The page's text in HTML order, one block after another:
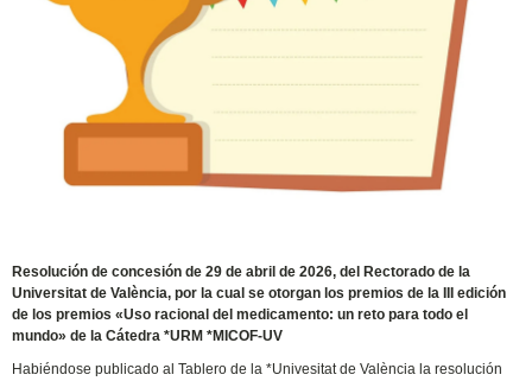
Resolución de concesión de 29 de abril de 2026, del Rectorado de la
Universitat de València, por la cual se otorgan los premios de la III edición
de los premios «Uso racional del medicamento: un reto para todo el
mundo» de la Cátedra *URM *MICOF-UV
Habiéndose publicado al Tablero de la *Univesitat de València la resolución